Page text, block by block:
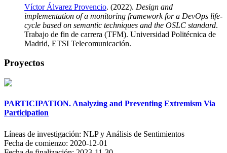
Víctor Álvarez Provencio. (2022). Design and
implementation of a monitoring framework for a DevOps life-
cycle based on semantic techniques and the OSLC standard.
Trabajo de fin de carrera (TFM). Universidad Politécnica de
Madrid, ETSI Telecomunicación.
Proyectos
PARTICIPATION. Analyzing and Preventing Extremism Via
Participation
Líneas de investigación: NLP y Análisis de Sentimientos
Fecha de comienzo: 2020-12-01